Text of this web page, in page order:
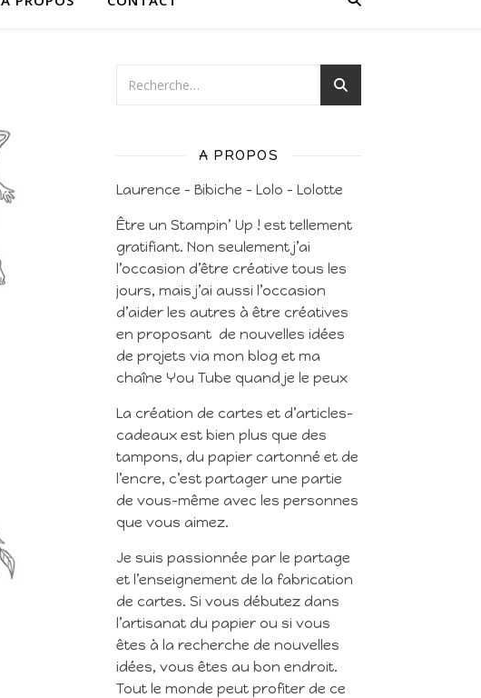
A PROPOS
Laurence – Bibiche – Lolo – Lolotte
Être un Stampin’ Up ! est tellement
gratifiant. Non seulement j’ai
l’occasion d’être créative tous les
jours, mais j’ai aussi l’occasion
d’aider les autres à être créatives
en proposant de nouvelles idées
de projets via mon blog et ma
chaîne You Tube quand je le peux
La création de cartes et d’articles-
cadeaux est bien plus que des
tampons, du papier cartonné et de
l’encre, c’est partager une partie
de vous-même avec les personnes
que vous aimez.
Je suis passionnée par le partage
et l’enseignement de la fabrication
de cartes. Si vous débutez dans
l’artisanat du papier ou si vous
êtes à la recherche de nouvelles
idées, vous êtes au bon endroit.
Tout le monde peut profiter de ce